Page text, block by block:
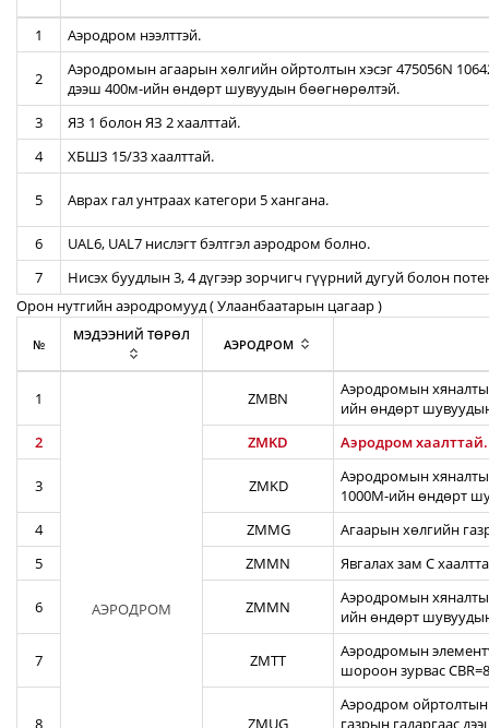
1 Аэродром нээлттэй.
2
Аэродромын агаарын хөлгийн ойртолтын хэсэг 475056N
дээш 400м-ийн өндөрт шувуудын бөөгнөрөлтэй.
3
ЯЗ 1 болон ЯЗ 2 хаалттай.
4
ХБШЗ 15/33 хаалттай.
5 Аврах гал унтраах категори 5 хангана.
6
UAL6, UAL7 нислэгт бэлтгэл аэродром болно.
7
Нисэх буудлын 3, 4 дүгээр зорчигч гүүрний дугуй болон
Орон нутгийн аэродромууд ( Улаанбаатарын цагаар )
№
МЭДЭЭНИЙ ТӨРӨЛ
АЭРОДРОМ
1
АЭРОДРОМ
ZMBN
Аэродромын
ийн өндөрт
2
ZMKD Аэродром хаалттай.
3 ZMKD
Аэродромын
1000М-ийн өндөрт
4
ZMMG
Агаарын хөлгийн
5
ZMMN Явгалах зам С
6 ZMMN
Аэродромын
ийн өндөрт
7 ZMTT
Аэродромын
шороон зурвас
8 ZMUG
Аэродром ойртолтын
газрын гадаргаас